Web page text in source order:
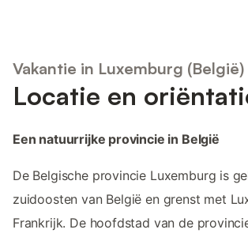
Vakantie in Luxemburg (België)
Locatie en
Een natuurrijke provincie in België
De Belgische provincie Luxemburg is
zuidoosten van België en grenst met
Frankrijk. De hoofdstad van de